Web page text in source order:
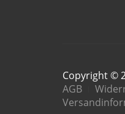
Copyright ©
AGB